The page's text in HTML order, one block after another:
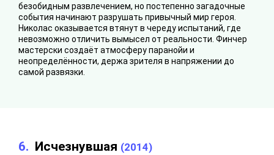
безобидным развлечением, но постепенно загадочные
события начинают разрушать привычный мир героя.
Николас оказывается втянут в череду испытаний, где
невозможно отличить вымысел от реальности. Финчер
мастерски создаёт атмосферу паранойи и
неопределённости, держа зрителя в напряжении до
самой развязки.
6. Исчезнувшая (2014)